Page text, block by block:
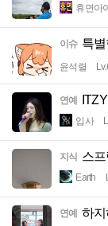
휴면아
이슈 특
윤석렬
연예
입사
지식 스
Earth
연예 하